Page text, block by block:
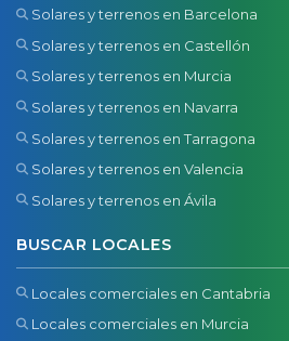
Solares y terrenos en Barcelona
Solares y terrenos en Castellón
Solares y terrenos en Murcia
Solares y terrenos en Navarra
Solares y terrenos en Tarragona
Solares y terrenos en Valencia
Solares y terrenos en Ávila
BUSCAR LOCALES
Locales comerciales en Cantabria
Locales comerciales en Murcia